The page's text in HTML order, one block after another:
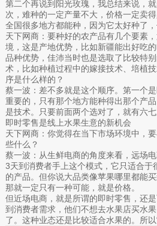
第二个再说到阳光玫瑰，我总结来说，
次，难种的一定产量不大，价格一定卖
全国很多地方都能种，因为它太好种了
天下网商：要种好的农产品有几个要素
境，这是产地优势，比如新疆能出好吃
品种优势，佳沛当时也是选取了比较特
术，比如种植过程中的嫁接技术、培植
序是什么样的？
蔡一波：差不多就是这个顺序。第一个
重要的，只有那个地方能种得出那个产
是技术。只要前面两个选对了，就有六七
即时零售是线上水果生意的新机会
天下网商：你觉得在当下市场环境中，
些什么？
蔡一波：从生鲜电商的角度来看，远场
3天到消费者手上这个模式，它只适合于
的产品。但你说大品类像苹果哪里都能
那就一定只有一种可能，就是价格。
但近场电商，就是所谓的即时零售，还
到消费者需求，他们不想去水果店买水
了。这种业态还是比较适合水果的。所以